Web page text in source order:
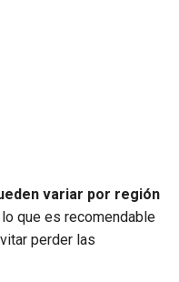
variar por región
lo que es recomendable
perder las